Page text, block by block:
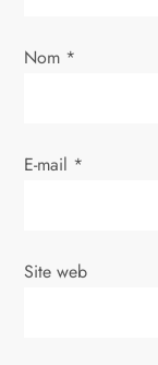
’
r
i
Nom *
E-mail *
Site web